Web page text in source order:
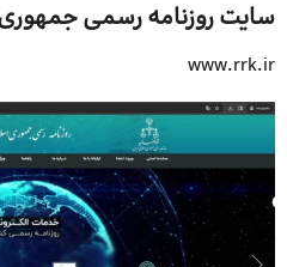
سایت روزنامه رسمی
www.rrk.ir